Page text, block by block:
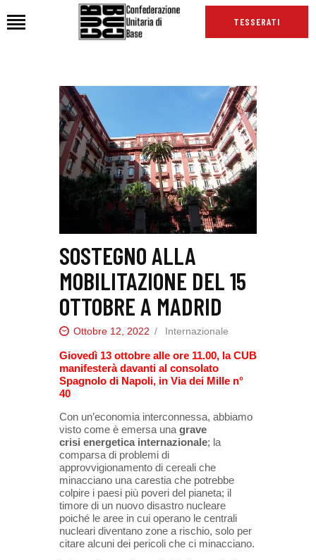
TESSERATI
HOME
CHI SIAMO
SEDI
NEWS
PODCAST CUB
TG CUB
INTERNAZIONALE
RASSEGNA STAMPA
SOSTEGNO ALLA
MOBILITAZIONE DEL 15
OTTOBRE A MADRID
Ottobre 12, 2022 Internazionale
Giovedì 13 ottobre alle ore 11.00, la CUB
manifesterà davanti al consolato
Spagnolo di Napoli, in Via dei Mille n°
40
Con un’economia interconnessa, abbiamo
visto come è emersa una grave
crisi energetica internazionale; la
comparsa di problemi di
approvvigionamento di cereali che
minacciano una carestia che potrebbe
colpire i paesi più poveri del pianeta; il
timore di un nuovo disastro nucleare
poiché le aree in cui operano le centrali
nucleari diventano zone a rischio, solo per
citare alcuni dei pericoli che ci minacciano.